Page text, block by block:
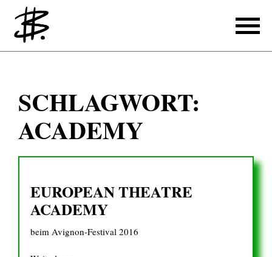
Schreiben
Referenzen
Produzieren
Übersetzen
Referenzen
SCHLAGWORT:
ACADEMY
EUROPEAN THEATRE
ACADEMY
beim Avignon-Festival 2016